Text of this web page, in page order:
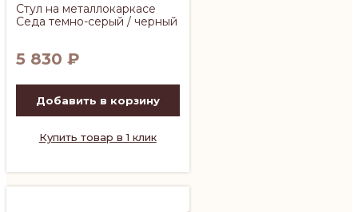
Стул на металлокаркасе
Седа темно-серый / черный
5 830 ₽
Добавить в корзину
Купить товар в 1 клик